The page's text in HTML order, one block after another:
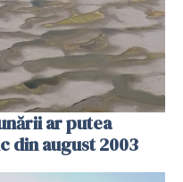
ar putea
din august 2003